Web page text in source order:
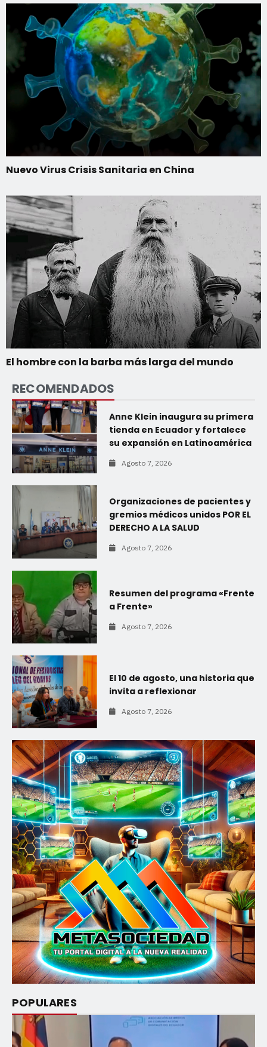
Nuevo Virus Crisis Sanitaria en China
El hombre con la barba más larga del mundo
RECOMENDADOS
Anne Klein inaugura su primera
tienda en Ecuador y fortalece
su expansión en Latinoamérica
Agosto 7, 2026
Organizaciones de pacientes y
gremios médicos unidos POR EL
DERECHO A LA SALUD
Agosto 7, 2026
Resumen del programa «Frente
a Frente»
Agosto 7, 2026
El 10 de agosto, una historia que
invita a reflexionar
Agosto 7, 2026
POPULARES